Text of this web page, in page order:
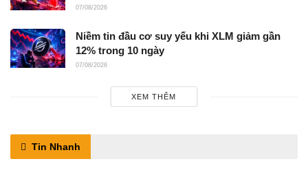
07/08/2026
Niềm tin đầu cơ suy yếu khi XLM giảm gần
12% trong 10 ngày
07/08/2026
XEM THÊM
Tin Nhanh